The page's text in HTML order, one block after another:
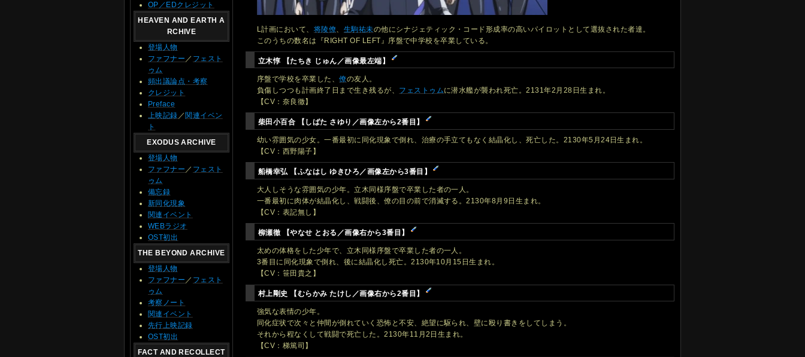
L計画において、 将陵僚 生駒祐未の他にシナジェティック・コード形成率の高いパイロットとして選抜された者達。
このうちの数名は『RIGHT OF LEFT』序盤で中学校を卒業している。
立木惇 【たちき じゅん／画像最左端】
序盤で学校を卒業した、僚の友人。
負傷しつつも計画終了日まで生き残るが、 フェストゥムに潜水艦が襲われ死亡。2131年2月28日生まれ。
【CV：奈良徹】
柴田小百合 【しばた さゆり／画像左から2番目】
幼い雰囲気の少女。一番最初に同化現象で倒れ、治療の手立てもなく結晶化し、死亡した。2130年5月24日生まれ。
【CV：西野陽子】
船橋幸弘 【ふなはし ゆきひろ／画像左から3番目】
大人しそうな雰囲気の少年。立木同様序盤で卒業した者の一人。
一番最初に肉体が結晶化し、戦闘後、僚の目の前で消滅する。2130年8月9日生まれ。
【CV：表記無し】
柳瀬徹 【やなせ とおる／画像右から3番目】
太めの体格をした少年で、立木同様序盤で卒業した者の一人。
3番目に同化現象で倒れ、後に結晶化し死亡。2130年10月15日生まれ。
【CV：笹田貴之】
村上剛史 【むらかみ たけし／画像右から2番目】
強気な表情の少年。
同化症状で次々と仲間が倒れていく恐怖と不安、絶望に駆られ、壁に殴り書きをしてしまう。
それから程なくして戦闘で死亡した。2130年11月2日生まれ。
【CV：梯篤司】
OP／EDクレジット
HEAVEN AND EARTH A
RCHIVE
登場人物
ファフナー ／ フェスト
ゥム
頻出議論点・考察
クレジット
Preface
上映記録 ／ 関連イベン
ト
EXODUS ARCHIVE
登場人物
ファフナー ／ フェスト
ゥム
備忘録
新同化現象
関連イベント
WEBラジオ
OST初出
THE BEYOND ARCHIVE
登場人物
ファフナー ／ フェスト
ゥム
考察ノート
関連イベント
先行上映記録
OST初出
FACT AND RECOLLECT